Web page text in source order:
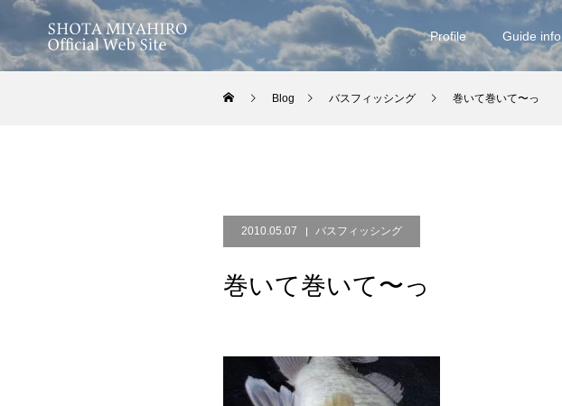
Profile Guide info
Blog バスフィッシング 巻いて巻いて〜っ
2010.05.07 バスフィッシング
巻いて巻いて〜っ